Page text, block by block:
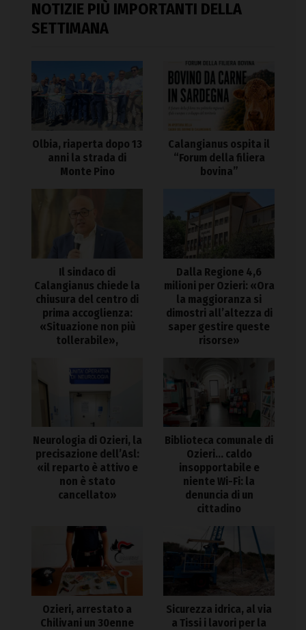
NOTIZIE PIÙ IMPORTANTI DELLA
SETTIMANA
Olbia, riaperta dopo 13
anni la strada di
Monte Pino
Calangianus ospita il
“Forum della filiera
bovina”
Il sindaco di
Calangianus chiede la
chiusura del centro di
prima accoglienza:
«Situazione non più
tollerabile»,
Dalla Regione 4,6
milioni per Ozieri: «Ora
la maggioranza si
dimostri all’altezza di
saper gestire queste
risorse»
Neurologia di Ozieri, la
precisazione dell’Asl:
«il reparto è attivo e
non è stato
cancellato»
Biblioteca comunale di
Ozieri… caldo
insopportabile e
niente Wi-Fi: la
denuncia di un
cittadino
Ozieri, arrestato a
Chilivani un 30enne
Sicurezza idrica, al via
a Tissi i lavori per la